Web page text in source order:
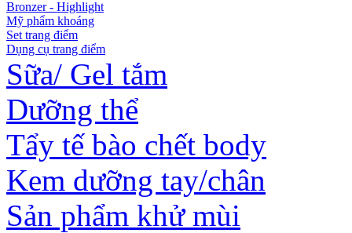
Bronzer - Highlight
Mỹ phẩm khoáng
Set trang điểm
Dụng cụ trang điểm
Sữa/ Gel tắm
Dưỡng thể
Tẩy tế bào chết body
Kem dưỡng tay/chân
Sản phẩm khử mùi